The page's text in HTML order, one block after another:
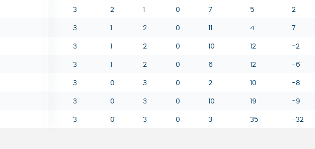
3 2 0 7 5 2
3 2 0 4 7
3 2 0 10 12 -2
3 2 0 6 12 -6
3 0 3 0 2 10 -8
3 0 3 0 10 19 -9
3 0 3 0 3 35 -32